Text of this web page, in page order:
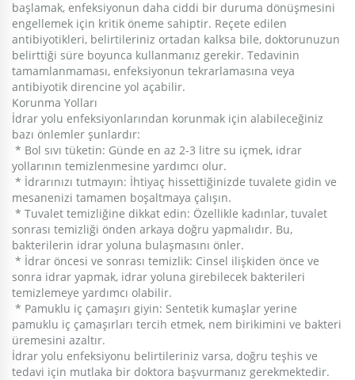
başlamak, enfeksiyonun daha ciddi bir duruma dönüşmesini
engellemek için kritik öneme sahiptir. Reçete edilen
antibiyotikleri, belirtileriniz ortadan kalksa bile, doktorunuzun
belirttiği süre boyunca kullanmanız gerekir. Tedavinin
tamamlanmaması, enfeksiyonun tekrarlamasına veya
antibiyotik direncine yol açabilir.
Korunma Yolları
İdrar yolu enfeksiyonlarından korunmak için alabileceğiniz
bazı önlemler şunlardır:
* Bol sıvı tüketin: Günde en az 2-3 litre su içmek, idrar
yollarının temizlenmesine yardımcı olur.
* İdrarınızı tutmayın: İhtiyaç hissettiğinizde tuvalete gidin ve
mesanenizi tamamen boşaltmaya çalışın.
* Tuvalet temizliğine dikkat edin: Özellikle kadınlar, tuvalet
sonrası temizliği önden arkaya doğru yapmalıdır. Bu,
bakterilerin idrar yoluna bulaşmasını önler.
* İdrar öncesi ve sonrası temizlik: Cinsel ilişkiden önce ve
sonra idrar yapmak, idrar yoluna girebilecek bakterileri
temizlemeye yardımcı olabilir.
* Pamuklu iç çamaşırı giyin: Sentetik kumaşlar yerine
pamuklu iç çamaşırları tercih etmek, nem birikimini ve bakteri
üremesini azaltır.
İdrar yolu enfeksiyonu belirtileriniz varsa, doğru teşhis ve
tedavi için mutlaka bir doktora başvurmanız gerekmektedir.